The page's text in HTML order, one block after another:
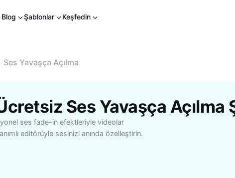
Blog Şablonlar Keşfedin
Ses Yavaşça Açılma
ses fade-in efektleriyle videolar
editörüyle sesinizi anında özelleştirin.